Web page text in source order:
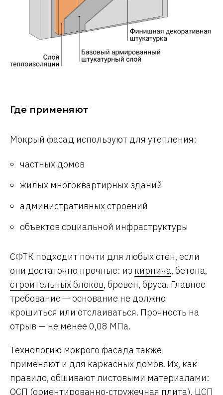
Где применяют
Мокрый фасад используют для утепления:
частных домов
жилых многоквартирных зданий
административных строений
объектов социальной инфраструктуры
СФТК подходит почти для любых стен, если
они достаточно прочные: из кирпича, бетона,
строительных блоков, бревен, бруса. Главное
требование — основание не должно
крошиться или отслаиваться. Прочность на
отрыв — не менее 0,08 МПа.
Технологию мокрого фасада также
применяют и для каркасных домов. Их, как
правило, обшивают листовыми материалами:
ОСП (ориентированно-стружечная плита), ЦСП